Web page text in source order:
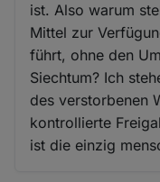
ist. Also warum
Mittel zur
führt, ohne den
Siechtum? Ich
des verstorbenen
kontrollierte
ist die einzig